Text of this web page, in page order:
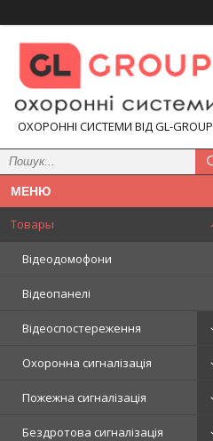
ОХОРОННІ СИСТЕМИ ВІД GL-GROUP
Товары
Відеодомофони
Відеопанелі
Відеоспостереження
Охоронна сигналізація
Пожежна сигналізація
Бездротова сигналізація